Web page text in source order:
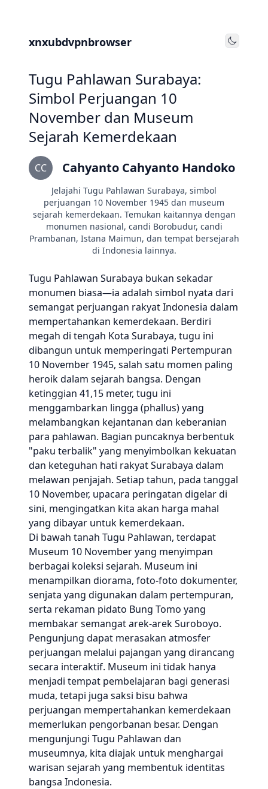
xnxubdvpnbrowser Toggle
Tugu Pahlawan Surabaya:
Simbol Perjuangan 10
November dan Museum
Sejarah Kemerdekaan
CC Cahyanto Cahyanto Handoko
Jelajahi Tugu Pahlawan Surabaya, simbol
perjuangan 10 November 1945 dan museum
sejarah kemerdekaan. Temukan kaitannya dengan
monumen nasional, candi Borobudur, candi
Prambanan, Istana Maimun, dan tempat bersejarah
di Indonesia lainnya.
Tugu Pahlawan Surabaya bukan sekadar
monumen biasa—ia adalah simbol nyata dari
semangat perjuangan rakyat Indonesia dalam
mempertahankan kemerdekaan. Berdiri
megah di tengah Kota Surabaya, tugu ini
dibangun untuk memperingati Pertempuran
10 November 1945, salah satu momen paling
heroik dalam sejarah bangsa. Dengan
ketinggian 41,15 meter, tugu ini
menggambarkan lingga (phallus) yang
melambangkan kejantanan dan keberanian
para pahlawan. Bagian puncaknya berbentuk
"paku terbalik" yang menyimbolkan kekuatan
dan keteguhan hati rakyat Surabaya dalam
melawan penjajah. Setiap tahun, pada tanggal
10 November, upacara peringatan digelar di
sini, mengingatkan kita akan harga mahal
yang dibayar untuk kemerdekaan.
Di bawah tanah Tugu Pahlawan, terdapat
Museum 10 November yang menyimpan
berbagai koleksi sejarah. Museum ini
menampilkan diorama, foto-foto dokumenter,
senjata yang digunakan dalam pertempuran,
serta rekaman pidato Bung Tomo yang
membakar semangat arek-arek Suroboyo.
Pengunjung dapat merasakan atmosfer
perjuangan melalui pajangan yang dirancang
secara interaktif. Museum ini tidak hanya
menjadi tempat pembelajaran bagi generasi
muda, tetapi juga saksi bisu bahwa
perjuangan mempertahankan kemerdekaan
memerlukan pengorbanan besar. Dengan
mengunjungi Tugu Pahlawan dan
museumnya, kita diajak untuk menghargai
warisan sejarah yang membentuk identitas
bangsa Indonesia.